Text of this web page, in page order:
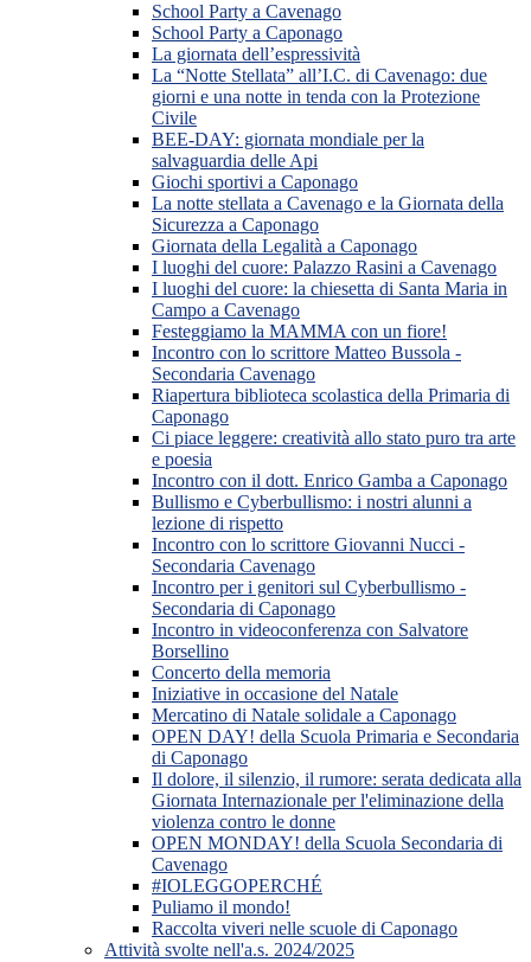
School Party a Cavenago
School Party a Caponago
La giornata dell’espressività
La “Notte Stellata” all’I.C. di Cavenago: due
giorni e una notte in tenda con la Protezione
Civile
BEE-DAY: giornata mondiale per la
salvaguardia delle Api
Giochi sportivi a Caponago
La notte stellata a Cavenago e la Giornata della
Sicurezza a Caponago
Giornata della Legalità a Caponago
I luoghi del cuore: Palazzo Rasini a Cavenago
I luoghi del cuore: la chiesetta di Santa Maria in
Campo a Cavenago
Festeggiamo la MAMMA con un fiore!
Incontro con lo scrittore Matteo Bussola -
Secondaria Cavenago
Riapertura biblioteca scolastica della Primaria di
Caponago
Ci piace leggere: creatività allo stato puro tra arte
e poesia
Incontro con il dott. Enrico Gamba a Caponago
Bullismo e Cyberbullismo: i nostri alunni a
lezione di rispetto
Incontro con lo scrittore Giovanni Nucci -
Secondaria Cavenago
Incontro per i genitori sul Cyberbullismo -
Secondaria di Caponago
Incontro in videoconferenza con Salvatore
Borsellino
Concerto della memoria
Iniziative in occasione del Natale
Mercatino di Natale solidale a Caponago
OPEN DAY! della Scuola Primaria e Secondaria
di Caponago
Il dolore, il silenzio, il rumore: serata dedicata alla
Giornata Internazionale per l'eliminazione della
violenza contro le donne
OPEN MONDAY! della Scuola Secondaria di
Cavenago
#IOLEGGOPERCHÉ
Puliamo il mondo!
Raccolta viveri nelle scuole di Caponago
Attività svolte nell'a.s. 2024/2025